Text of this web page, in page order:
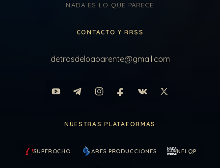
NADA ES LO QUE PARECE
CONTACTO Y RRSS
detrasdeloaparente@gmail.com
NUESTRAS PLATAFORMAS
SUPEROCHO ARES PRODUCCIONES NELQP